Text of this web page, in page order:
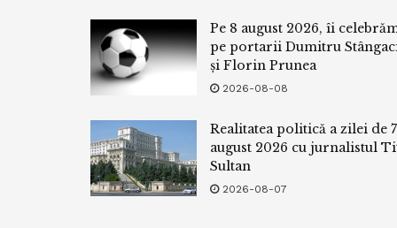
Pe 8 august 2026, îi
pe portarii Dumitru
și Florin Prunea
2026-08-08
Realitatea politică a zilei de 7
august 2026 cu jurnalistul
Sultan
2026-08-07